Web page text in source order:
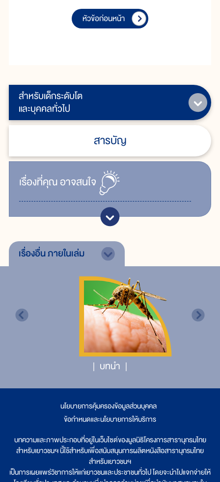
สำหรับเด็กระดับโต
และบุคคลทั่วไป
สารบัญ
เรื่ิองที่คุณอาจสนใจ
หัวข้อก่อนหน้า
เรื่องอื่นภายในเล่ม
บทนำ
นโยบายการคุ้มครองข้อมูลส่วนบุคคล
ข้อกำหนดและนโยบายการให้บริการ
บทความและภาพประกอบที่อยู่ในเว็บไซต์ของมูลนิธิโครงการสารานุกรมไทย
สำหรับเยาวชนฯ นี้ใช้สำหรับเพื่อสนับสนุนการผลิตหนังสือสารานุกรมไทย
สำหรับเยาวชนฯ
เป็นการเผยแพร่วิชาการให้แก่เยาวชนและประชาชนทั่วไป โดยจะนำไปแจกจ่ายให้